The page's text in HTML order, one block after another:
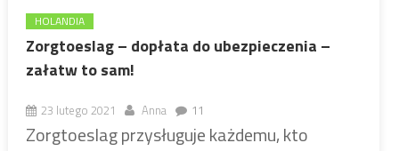
HOLANDIA
Zorgtoeslag – dopłata do ubezpieczenia –
załatw to sam!
23 lutego 2021 Anna 11
Zorgtoeslag przysługuje każdemu, kto